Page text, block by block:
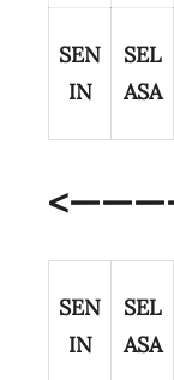
SEN
IN
SEL
ASA
SEN
IN
SEL
ASA